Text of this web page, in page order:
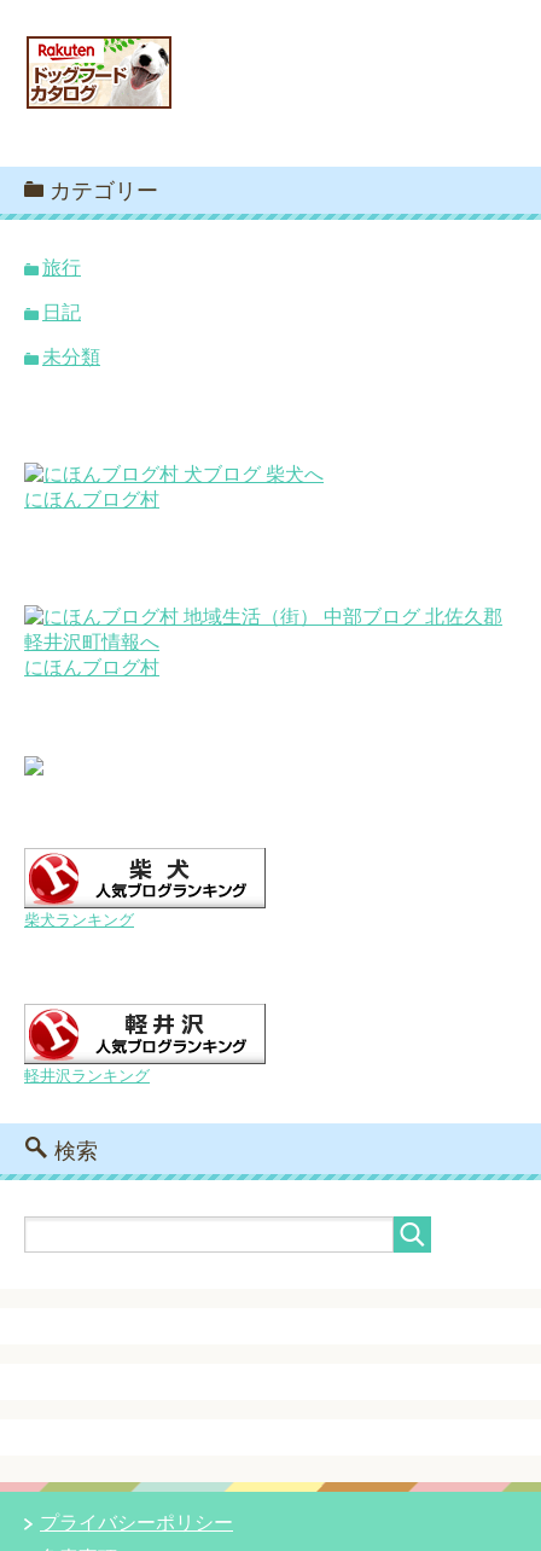
カテゴリー
旅行
日記
未分類
にほんブログ村
にほんブログ村
柴犬ランキング
軽井沢ランキング
検索
プライバシーポリシー